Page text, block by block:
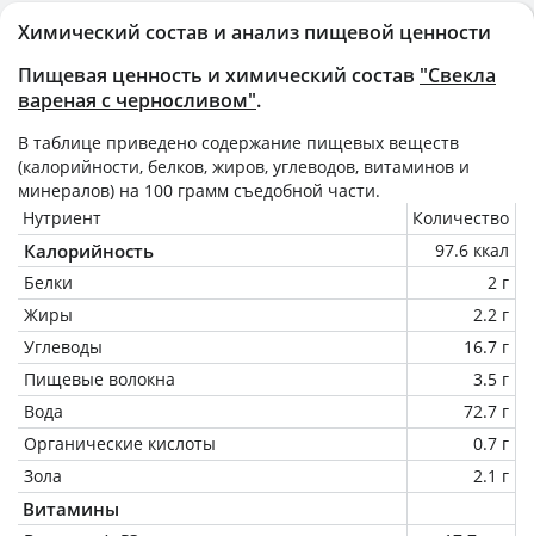
Химический состав и анализ пищевой ценности
Пищевая ценность и химический состав "Свекла
вареная с черносливом".
В таблице приведено содержание пищевых веществ
(калорийности, белков, жиров, углеводов, витаминов и
минералов) на 100 грамм съедобной части.
Нутриент
Количество
Калорийность
97.6 ккал
Белки
2 г
Жиры
2.2 г
Углеводы
16.7 г
Пищевые волокна
3.5 г
Вода
72.7 г
Органические кислоты
0.7 г
Зола
2.1 г
Витамины